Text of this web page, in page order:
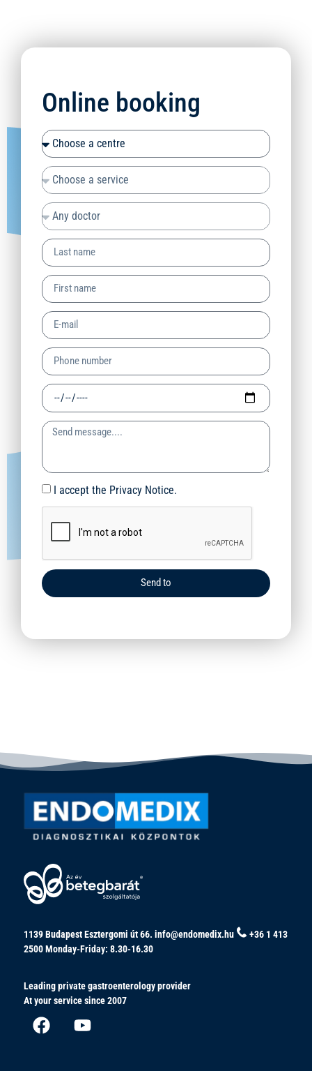
Online booking
I accept the Privacy Notice.
Send to
1139 Budapest Esztergomi út 66. info@endomedix.hu
+36 1 413
2500Monday-Friday: 8.30-16.30
Leading private gastroenterology provider
At your service since 2007